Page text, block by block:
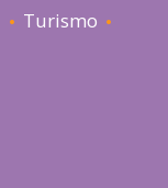
Turismo